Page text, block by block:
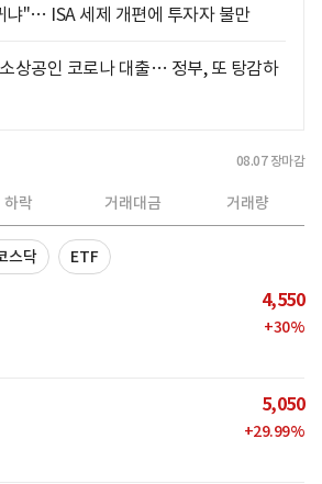
냐"… ISA 세제 개편에 투자자 불만
상공인 코로나 대출… 정부, 또 탕감하
08.07 장마감
하락 거래대금 거래량
스닥 ETF
4,550
+30%
5,050
+29.99%